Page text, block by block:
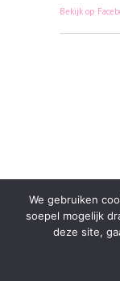
Bekijk op
We gebruiken
soepel mogelijk
deze site,